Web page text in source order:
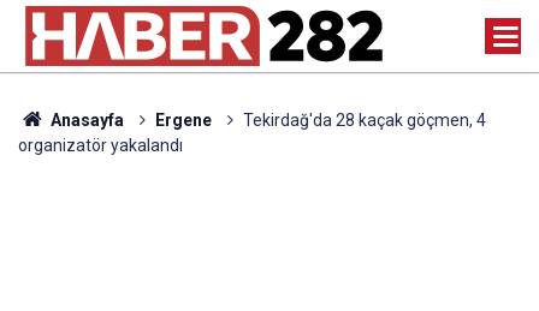
Anasayfa Ergene
Tekirdağ'da 28 kaçak göçmen, 4
organizatör yakalandı